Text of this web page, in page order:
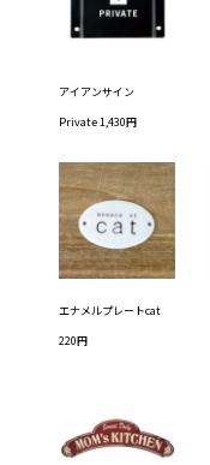
アイアンサイン
Private 1,430円
エナメルプレートcat
220円